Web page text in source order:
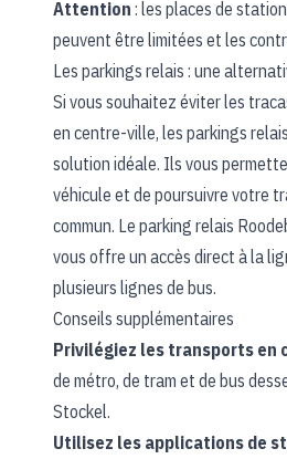
Attention : les places de
peuvent être limitées et les
Les parkings relais : une
Si vous souhaitez éviter les
en centre-ville, les parkings
solution idéale. Ils vous
véhicule et de poursuivre votre
commun. Le parking relais
vous offre un accès direct à la
plusieurs lignes de bus.
Conseils supplémentaires
Privilégiez les transports en
de métro, de tram et de bus
Stockel.
Utilisez les applications de